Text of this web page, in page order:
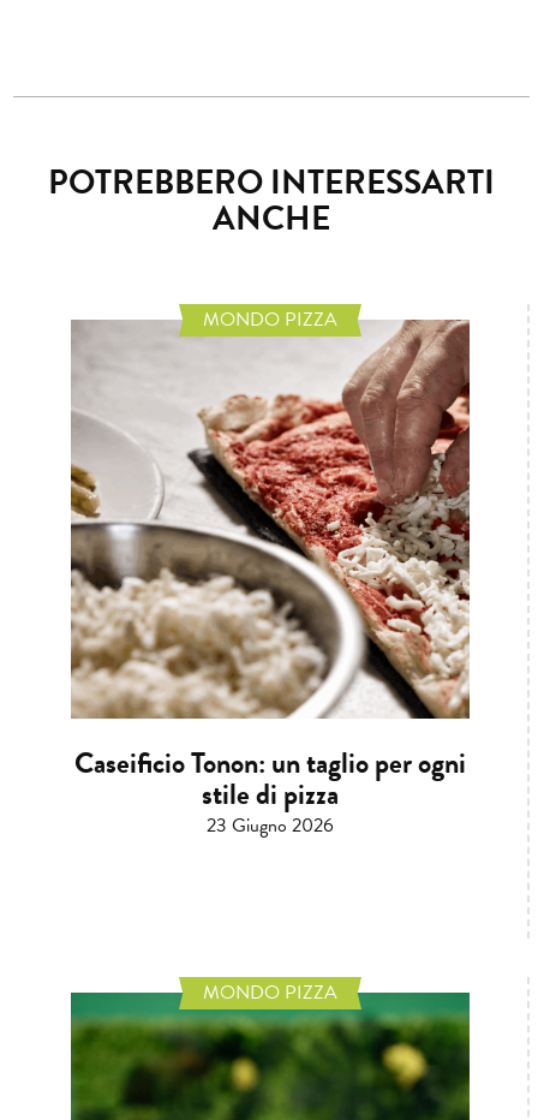
POTREBBERO INTERESSARTI
ANCHE
MONDO PIZZA
Caseificio Tonon: un taglio per ogni
stile di pizza
23 Giugno 2026
MONDO PIZZA